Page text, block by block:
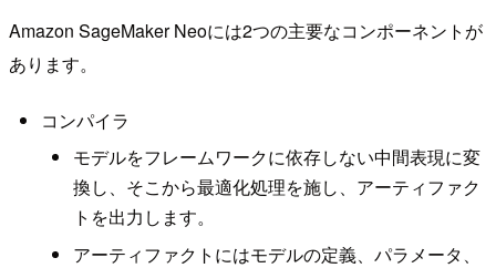
Amazon SageMaker Neoには2つの主要なコンポーネントが
あります。
コンパイラ
モデルをフレームワークに依存しない中間表現に変
換し、そこから最適化処理を施し、アーティファク
トを出力します。
アーティファクトにはモデルの定義、パラメータ、